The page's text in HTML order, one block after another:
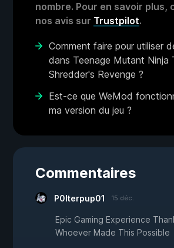
nombre. Pour en savoir plus,
nos avis sur Trustpilot.
Comment faire pour utiliser
dans Teenage Mutant Ninja
Shredder's Revenge ?
Est-ce que WeMod
ma version du jeu ?
Commentaires
P0lterpup01 15 déc.
Epic Gaming Experience
Whoever Made This Possible